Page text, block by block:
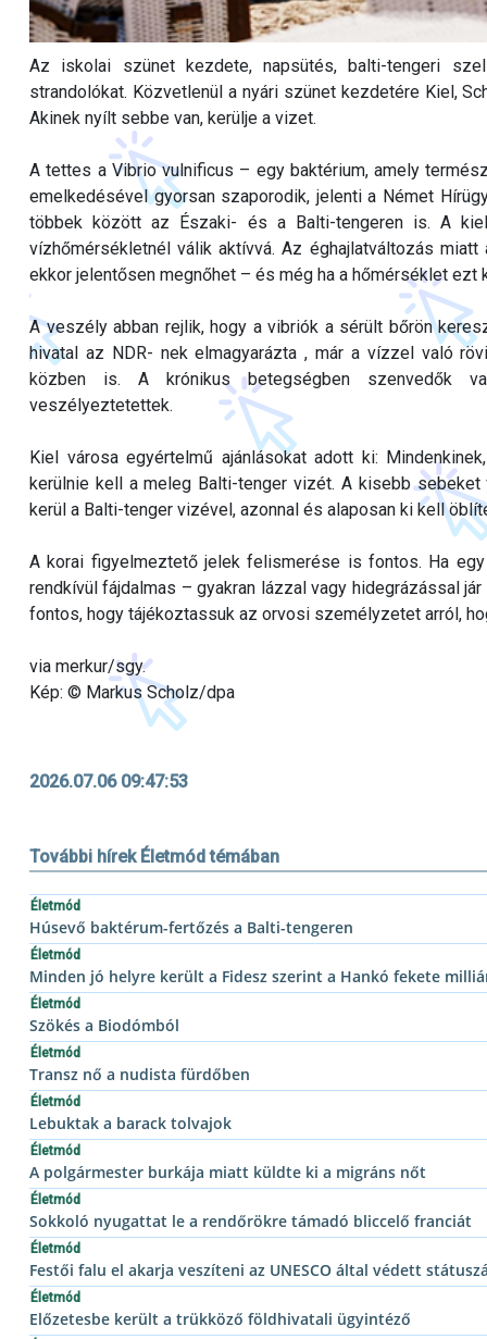
Az iskolai szünet kezdete, napsütés, balti-tengeri
strandolókat. Közvetlenül a nyári szünet kezdetére Kiel,
Akinek nyílt sebbe van, kerülje a vizet.
A tettes a Vibrio vulnificus – egy baktérium, amely
emelkedésével gyorsan szaporodik, jelenti a Német
többek között az Északi- és a Balti-tengeren is. A
vízhőmérsékletnél válik aktívvá. Az éghajlatváltozás
ekkor jelentősen megnőhet – és még ha a hőmérséklet
A veszély abban rejlik, hogy a vibriók a sérült bőrön
hivatal az NDR- nek elmagyarázta , már a vízzel való
közben is. A krónikus betegségben szenvedők
veszélyeztetettek.
Kiel városa egyértelmű ajánlásokat adott ki:
kerülnie kell a meleg Balti-tenger vizét. A kisebb
kerül a Balti-tenger vizével, azonnal és alaposan ki kell
A korai figyelmeztető jelek felismerése is fontos. Ha
rendkívül fájdalmas – gyakran lázzal vagy hidegrázással
fontos, hogy tájékoztassuk az orvosi személyzetet arról,
via merkur/sgy.
Kép: © Markus Scholz/dpa
2026.07.06 09:47:53
További hírek Életmód témában
Életmód
Húsevő baktérum-fertőzés a Balti-tengeren
Életmód
Minden jó helyre került a Fidesz szerint a Hankó fekete
Életmód
Szökés a Biodómból
Életmód
Transz nő a nudista fürdőben
Életmód
Lebuktak a barack tolvajok
Életmód
A polgármester burkája miatt küldte ki a migráns nőt
Életmód
Sokkoló nyugattat le a rendőrökre támadó bliccelő franciát
Életmód
Festői falu el akarja veszíteni az UNESCO által védett
Életmód
Előzetesbe került a trükköző földhivatali ügyintéző